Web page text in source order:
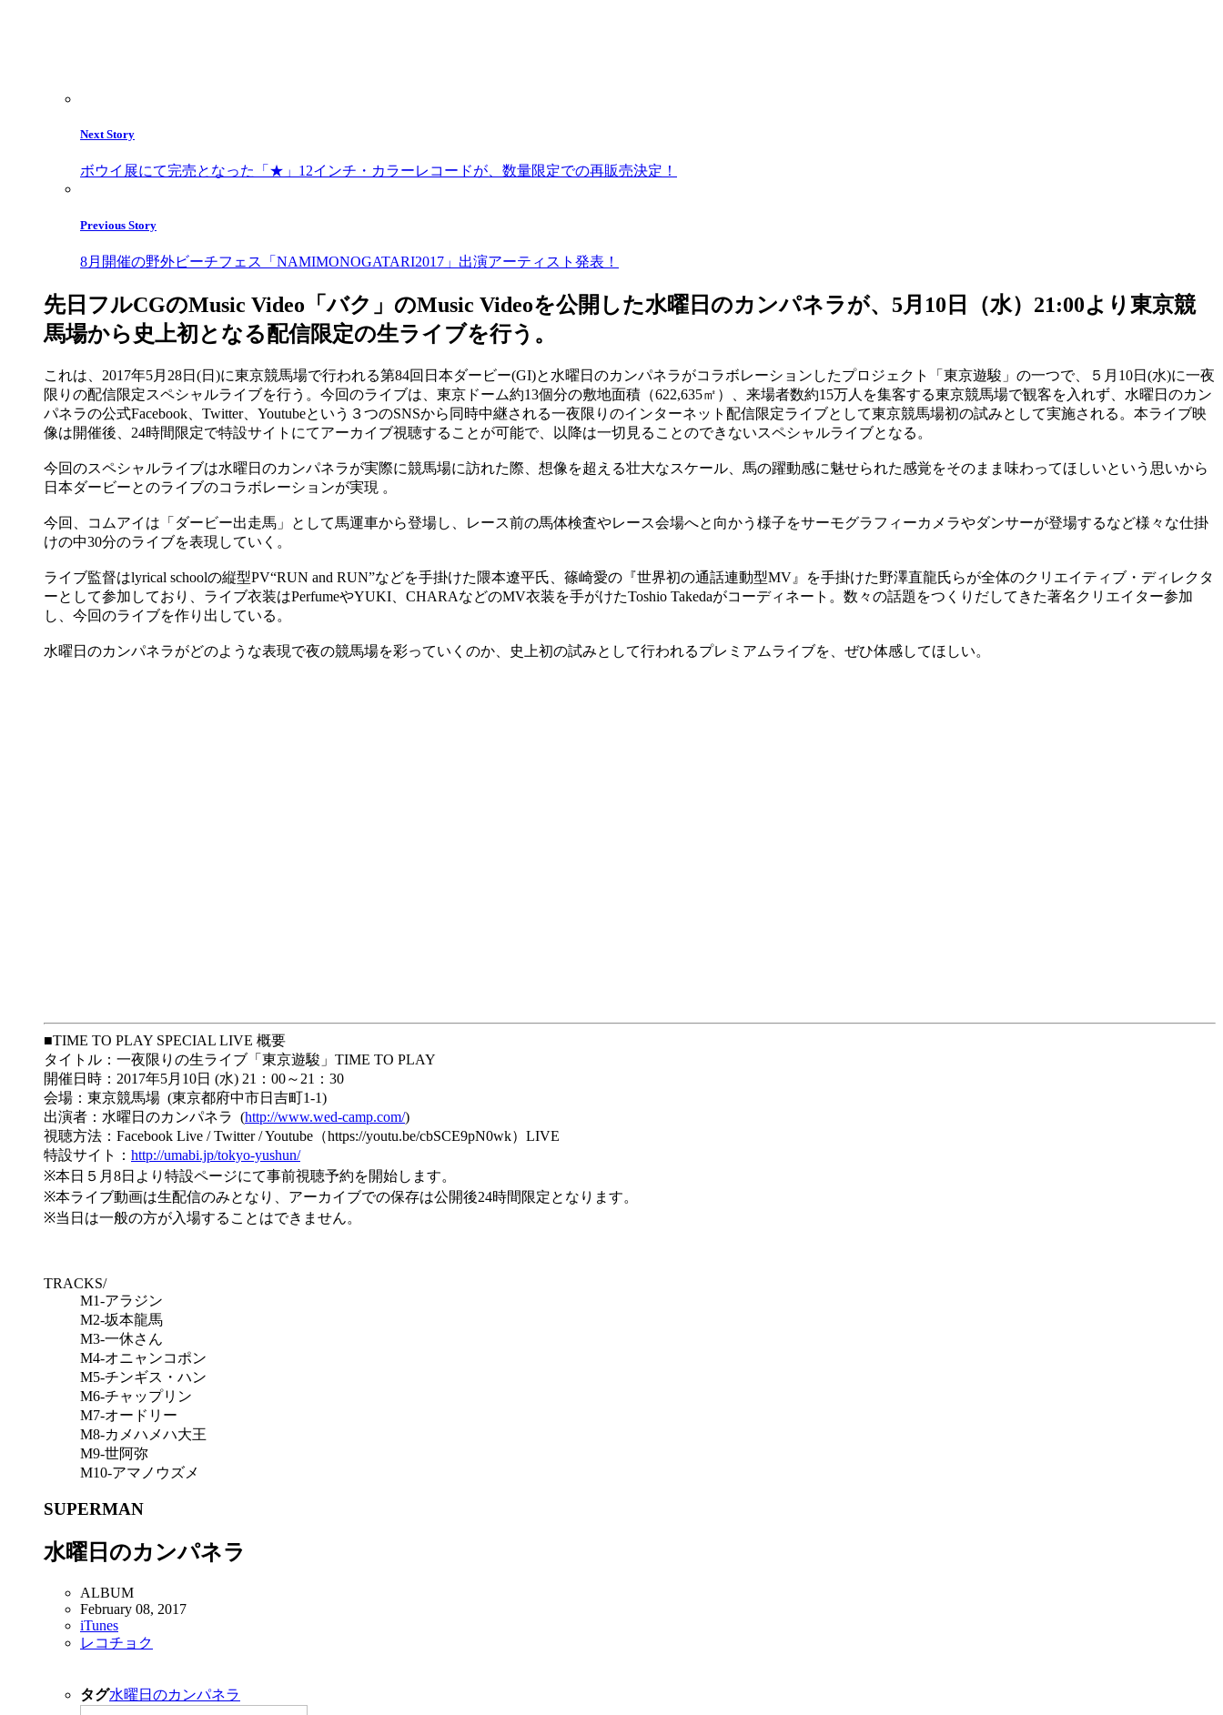
Next Story
ボウイ展にて完売となった「★」12インチ・カラーレコードが、数量限定での再販売決定！
Previous Story
8月開催の野外ビーチフェス「NAMIMONOGATARI2017」出演アーティスト発表！
先日フルCGのMusic Video「バク」のMusic Videoを公開した水曜日のカンパネラが、5月10日（水）21:00より東京競
馬場から史上初となる配信限定の生ライブを行う。
これは、2017年5月28日(日)に東京競馬場で行われる第84回日本ダービー(GI)と水曜日のカンパネラがコラボレーションしたプロジェクト「東京遊駿」の一つで、５月10日(水)に一夜
限りの配信限定スペシャルライブを行う。今回のライブは、東京ドーム約13個分の敷地面積（622,635㎡）、来場者数約15万人を集客する東京競馬場で観客を入れず、水曜日のカン
パネラの公式Facebook、Twitter、Youtubeという３つのSNSから同時中継される一夜限りのインターネット配信限定ライブとして東京競馬場初の試みとして実施される。本ライブ映
像は開催後、24時間限定で特設サイトにてアーカイブ視聴することが可能で、以降は一切見ることのできないスペシャルライブとなる。
今回のスペシャルライブは水曜日のカンパネラが実際に競馬場に訪れた際、想像を超える壮大なスケール、馬の躍動感に魅せられた感覚をそのまま味わってほしいという思いから
日本ダービーとのライブのコラボレーションが実現 。
今回、コムアイは「ダービー出走馬」として馬運車から登場し、レース前の馬体検査やレース会場へと向かう様子をサーモグラフィーカメラやダンサーが登場するなど様々な仕掛
けの中30分のライブを表現していく。
ライブ監督はlyrical schoolの縦型PV“RUN and RUN”などを手掛けた隈本遼平氏、篠崎愛の『世界初の通話連動型MV』を手掛けた野澤直龍氏らが全体のクリエイティブ・ディレクタ
ーとして参加しており、ライブ衣装はPerfumeやYUKI、CHARAなどのMV衣装を手がけたToshio Takedaがコーディネート。数々の話題をつくりだしてきた著名クリエイター参加
し、今回のライブを作り出している。
水曜日のカンパネラがどのような表現で夜の競馬場を彩っていくのか、史上初の試みとして行われるプレミアムライブを、ぜひ体感してほしい。
■TIME TO PLAY SPECIAL LIVE 概要
タイトル：一夜限りの生ライブ「東京遊駿」TIME TO PLAY
開催日時：2017年5月10日 (水) 21：00～21：30
会場：東京競馬場 (東京都府中市日吉町1-1)
出演者：水曜日のカンパネラ (http://www.wed-camp.com/)
視聴方法：Facebook Live / Twitter / Youtube（https://youtu.be/cbSCE9pN0wk）LIVE
特設サイト： http://umabi.jp/tokyo-yushun/
※本日５月8日より特設ページにて事前視聴予約を開始します。
※本ライブ動画は生配信のみとなり、アーカイブでの保存は公開後24時間限定となります。
※当日は一般の方が入場することはできません。
TRACKS/
M1-アラジン
M2-坂本龍馬
M3-一休さん
M4-オニャンコポン
M5-チンギス・ハン
M6-チャップリン
M7-オードリー
M8-カメハメハ大王
M9-世阿弥
M10-アマノウズメ
SUPERMAN
水曜日のカンパネラ
ALBUM
February 08, 2017
iTunes
レコチョク
タグ水曜日のカンパネラ